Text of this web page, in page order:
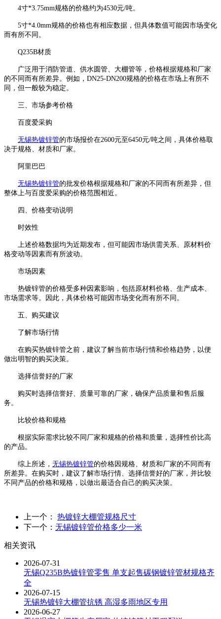
4寸*3.75mm规格的价格约为4530元/吨。
5寸*4.0mm规格的价格也有相应数据，但具体数值可能因市场变化
而有所不同。
Q235B材质
广泛用于消防管道、供水圆管、大棚管等，价格根据规格和厂家
的不同而有所差异。例如，DN25-DN200规格的价格在市场上有所不
同，但一般较为稳定。
三、市场参考价格
百度爱采购
无锡热镀锌管的市场报价在2600元至6450元/吨之间，具体价格取
决于规格、材质和厂家。
阿里巴巴
无锡热镀锌管的批发价格根据规格和厂家的不同而有所差异，但
整体上与百度爱采购的价格范围相近。
四、价格变动说明
时效性
上述价格数据均为近期发布，但可能因市场供需关系、原材料价
格变动等因素而有所波动。
市场因素
热镀锌管的价格受多种因素影响，包括原材料价格、生产成本、
市场需求等。因此，具体价格可能因市场变化而有所不同。
五、购买建议
了解市场行情
在购买热镀锌管之前，建议了解当前市场行情和价格趋势，以便
做出明智的购买决策。
选择信誉好的厂家
购买时选择信誉好、质量可靠的厂家，确保产品质量和售后服
务。
比较价格和规格
根据实际需求比较不同厂家和规格的价格和质量，选择性价比高
的产品。
综上所述， 无锡热镀锌管的价格因规格、材质和厂家的不同而有
所差异。在购买时，建议了解市场行情、选择信誉好的厂家，并比较
不同产品的价格和规格，以做出最适合自己的购买决策。
上一个： 热镀锌大棚管规格尺寸
下一个： 无锡镀锌管价格多少一米
相关资讯
2026-07-31
无锡Q235B热镀锌管零售 单支起售碳钢镀锌管材规格齐
全
2026-07-15
无锡热镀锌大棚管抗锈 高湿多雨地区专用
2026-06-27